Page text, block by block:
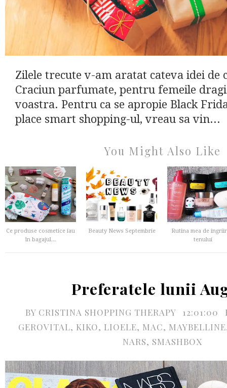
Zilele trecute v-am aratat cateva idei de
Craciun parfumate, pentru femeile
voastra. Pentru ca se apropie Black
place smart shopping-ul, vreau sa vin...
You Might Also Like
Ce produse cosmetice iau
în bagajul...
Beauty News Septembrie
Rutina mea de
tenului
Preferatele lunii
BY CRISTINA SHOPPING THERAPY 12:01:00
GEROVITAL, KIKO, LIOELE, MAC, MAYBELLINE
NARS, SMASHBOX